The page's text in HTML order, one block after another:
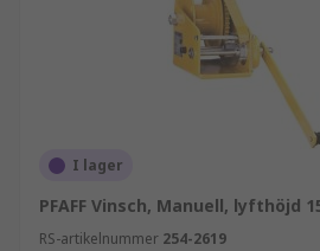
I lager
PFAFF Vinsch, Manuell, lyfthöjd
RS-artikelnummer 254-2619